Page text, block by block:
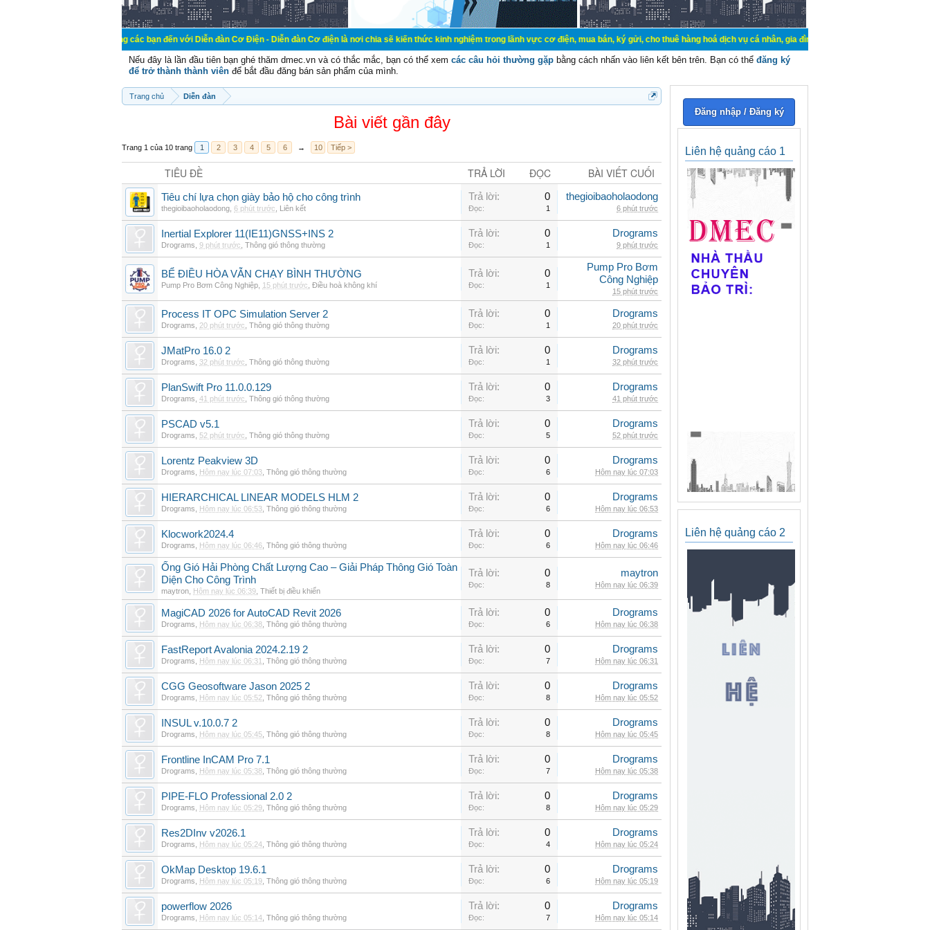
Chào mừng các bạn đến với Diễn đàn Cơ Điện - Diễn đàn Cơ điện là nơi chia sẽ kiến thức kinh nghiệm trong lãnh vực cơ điện, mua bán, ký gửi, cho thuê hàng hoá dịch vụ cá nhân, gia đình. Mua bán, ký gửi, cho thuê thiết bị
Nếu đây là lần đầu tiên bạn ghé thăm dmec.vn và có thắc mắc, bạn có thể xem các câu hỏi thường gặp bằng cách nhấn vào liên kết bên trên. Bạn có thể đăng ký
để trở thành thành viên để bắt đầu đăng bán sản phẩm của mình.
Trang chủ Diễn đàn
Bài viết gần đây
Trang 1 của 10 trang 1 2 3 4 5 6 → 10 Tiếp >
TIÊU ĐỀ TRẢ LỜI ĐỌC BÀI VIẾT CUỐI
Tiêu chí lựa chọn giày bảo hộ cho công trình
thegioibaoholaodong 6 phút trước Liên kết
Trả lời: 0
Đọc: 1
thegioibaoholaodong
6 phút trước
Inertial Explorer 11(IE11)GNSS+INS 2
Drograms 9 phút trước Thông gió thông thường
Trả lời: 0
Đọc: 1
Drograms
9 phút trước
BỂ ĐIỀU HÒA VẪN CHẠY BÌNH THƯỜNG
Pump Pro Bơm Công Nghiệp 15 phút trước Điều hoà không khí
Trả lời: 0
Đọc: 1
Pump Pro Bơm
Công Nghiệp
15 phút trước
Process IT OPC Simulation Server 2
Drograms 20 phút trước Thông gió thông thường
Trả lời: 0
Đọc: 1
Drograms
20 phút trước
JMatPro 16.0 2
Drograms 32 phút trước Thông gió thông thường
Trả lời: 0
Đọc: 1
Drograms
32 phút trước
PlanSwift Pro 11.0.0.129
Drograms 41 phút trước Thông gió thông thường
Trả lời: 0
Đọc: 3
Drograms
41 phút trước
PSCAD v5.1
Drograms 52 phút trước Thông gió thông thường
Trả lời: 0
Đọc: 5
Drograms
52 phút trước
Lorentz Peakview 3D
Drograms Hôm nay lúc 07:03 Thông gió thông thường
Trả lời: 0
Đọc: 6
Drograms
Hôm nay lúc 07:03
HIERARCHICAL LINEAR MODELS HLM 2
Drograms Hôm nay lúc 06:53 Thông gió thông thường
Trả lời: 0
Đọc: 6
Drograms
Hôm nay lúc 06:53
Klocwork2024.4
Drograms Hôm nay lúc 06:46 Thông gió thông thường
Trả lời: 0
Đọc: 6
Drograms
Hôm nay lúc 06:46
Ống Gió Hải Phòng Chất Lượng Cao – Giải Pháp Thông Gió Toàn
Diện Cho Công Trình
maytron Hôm nay lúc 06:39 Thiết bị điều khiển
Trả lời: 0
Đọc: 8
maytron
Hôm nay lúc 06:39
MagiCAD 2026 for AutoCAD Revit 2026
Drograms Hôm nay lúc 06:38 Thông gió thông thường
Trả lời: 0
Đọc: 6
Drograms
Hôm nay lúc 06:38
FastReport Avalonia 2024.2.19 2
Drograms Hôm nay lúc 06:31 Thông gió thông thường
Trả lời: 0
Đọc: 7
Drograms
Hôm nay lúc 06:31
CGG Geosoftware Jason 2025 2
Drograms Hôm nay lúc 05:52 Thông gió thông thường
Trả lời: 0
Đọc: 8
Drograms
Hôm nay lúc 05:52
INSUL v.10.0.7 2
Drograms Hôm nay lúc 05:45 Thông gió thông thường
Trả lời: 0
Đọc: 8
Drograms
Hôm nay lúc 05:45
Frontline InCAM Pro 7.1
Drograms Hôm nay lúc 05:38 Thông gió thông thường
Trả lời: 0
Đọc: 7
Drograms
Hôm nay lúc 05:38
PIPE-FLO Professional 2.0 2
Drograms Hôm nay lúc 05:29 Thông gió thông thường
Trả lời: 0
Đọc: 8
Drograms
Hôm nay lúc 05:29
Res2DInv v2026.1
Drograms Hôm nay lúc 05:24 Thông gió thông thường
Trả lời: 0
Đọc: 4
Drograms
Hôm nay lúc 05:24
OkMap Desktop 19.6.1
Drograms Hôm nay lúc 05:19 Thông gió thông thường
Trả lời: 0
Đọc: 6
Drograms
Hôm nay lúc 05:19
powerflow 2026
Drograms Hôm nay lúc 05:14 Thông gió thông thường
Trả lời: 0
Đọc: 7
Drograms
Hôm nay lúc 05:14
Đăng nhập / Đăng ký
Liên hệ quảng cáo 1
Liên hệ quảng cáo 2